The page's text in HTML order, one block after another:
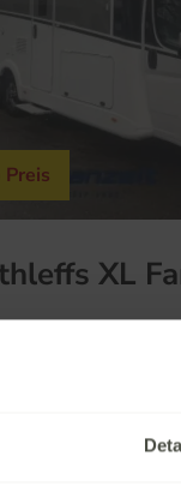
Preis
XL